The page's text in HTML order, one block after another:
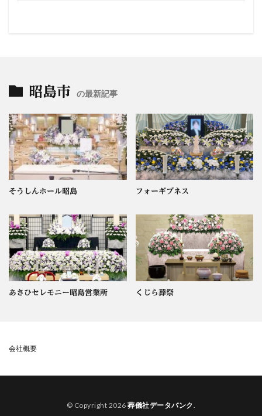
昭島市 の最新記事
そうしんホール昭島 フォーギブネス
あさひセレモニー昭島営業所 くじら葬祭
会社概要
© Copyright 2026葬儀社データバンク